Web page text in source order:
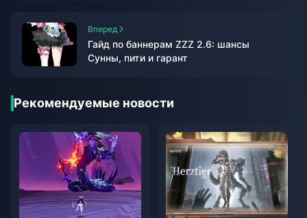
Вперед
Гайд по баннерам ZZZ 2.6: шансы
Сунны, пити и гарант
Рекомендуемые новости